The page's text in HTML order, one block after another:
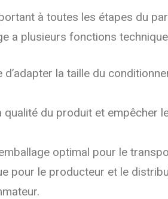
à toutes les étapes du
a plusieurs fonctions
d’adapter la taille du
du produit et empêcher
optimal pour le
pour le producteur et le